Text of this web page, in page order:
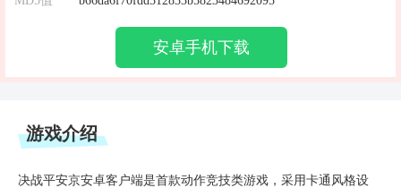
安卓手机下载
游戏介绍
决战平安京安卓客户端是首款动作竞技类游戏，采用卡通风格设